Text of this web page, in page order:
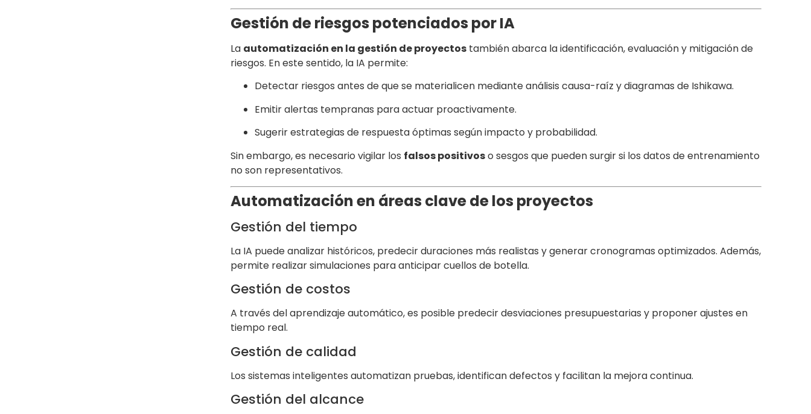
Gestión de riesgos potenciados por IA
La automatización en la gestión de proyectos también abarca la identificación, evaluación y mitigación de
riesgos. En este sentido, la IA permite:
Detectar riesgos antes de que se materialicen mediante análisis causa-raíz y diagramas de Ishikawa.
Emitir alertas tempranas para actuar proactivamente.
Sugerir estrategias de respuesta óptimas según impacto y probabilidad.
Sin embargo, es necesario vigilar los falsos positivoso sesgos que pueden surgir si los datos de entrenamiento
no son representativos.
Automatización en áreas clave de los proyectos
Gestión del tiempo
La IA puede analizar históricos, predecir duraciones más realistas y generar cronogramas optimizados. Además,
permite realizar simulaciones para anticipar cuellos de botella.
Gestión de costos
A través del aprendizaje automático, es posible predecir desviaciones presupuestarias y proponer ajustes en
tiempo real.
Gestión de calidad
Los sistemas inteligentes automatizan pruebas, identifican defectos y facilitan la mejora continua.
Gestión del alcance